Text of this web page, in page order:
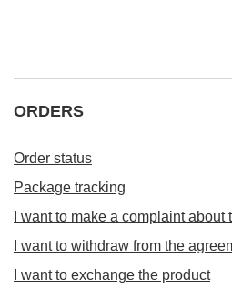
ORDERS
Order status
Package tracking
I want to make a complaint about
I want to withdraw from the
I want to exchange the product